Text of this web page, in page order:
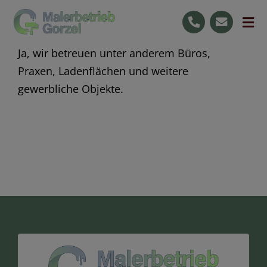
Skip
Start
Leistungen
0176 59727596
Ja, wir betreuen unter anderem Büros,
Praxen, Ladenflächen und weitere
gewerbliche Objekte.